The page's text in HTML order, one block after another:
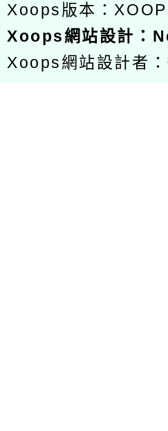
Xoops版本：
Xoops網站設計 ：
Xoops網站設計者：